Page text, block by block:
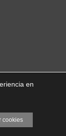
en
cookies